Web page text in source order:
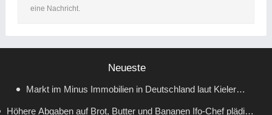
eine Nachricht.
Neueste
Markt im Minus Immobilien in Deutschland laut Kieler
Forschern wieder günstiger
Höhere Abgaben auf Brot, Butter und Bananen Ifo-Chef plädiert